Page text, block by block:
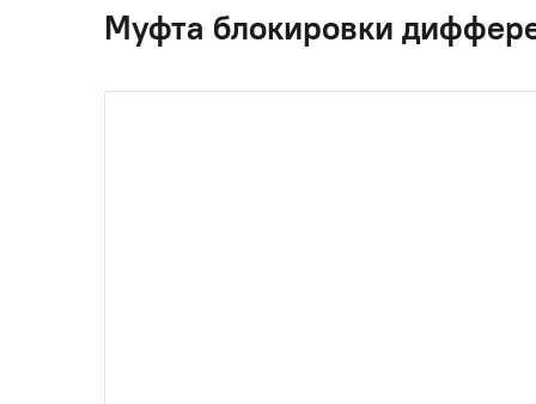
Муфта блокировки